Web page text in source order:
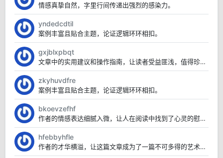
情感真挚自然，字里行间传递出强烈的感染力。
yndedcdtil
案例丰富且贴合主题，论证逻辑环环相扣。
gxjblxpbqt
文章中的实用建议和操作指南，让读者受益匪浅，值得珍藏。
zkyhuvdfre
案例丰富且贴合主题，论证逻辑环环相扣。
bkoevzefhf
作者的情感表达细腻入微，让人在阅读中找到了心灵的慰藉。
hfebbyhfle
作者的才华横溢，让这篇文章成为了一篇不可多得的艺术品。